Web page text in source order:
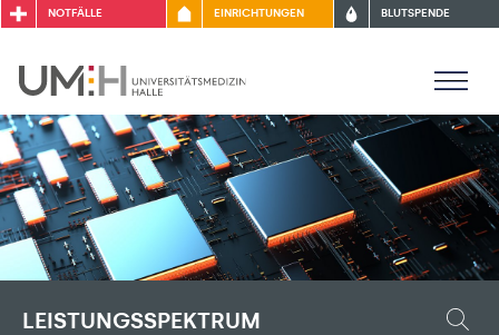
NOTFÄLLE EINRICHTUNGEN BLUTSPENDE
LEISTUNGSSPEKTRUM